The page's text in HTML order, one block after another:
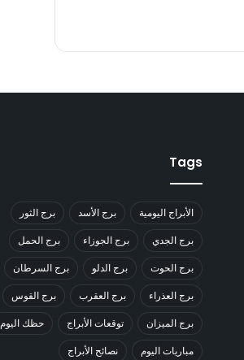
Tags
الأبراج اليومية برج الأسد برج الثور
برج الجدي برج الجوزاء برج الحمل
برج الحوت برج الدلو برج السرطان
برج العذراء برج العقرب برج القوس
برج الميزان توقعات الأبراج حظك اليوم
مباريات اليوم نصائح الأبراج